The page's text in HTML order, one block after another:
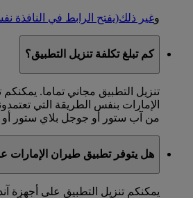
وغير ذلك(يفتح الرابط في النافذة
كم تبلغ تكلفة تنزيل التطبيق؟
تنزيل التطبيق مجاني تماما.
الإمارات بنفس الطريقة التي
من آب ستور أو جوجل بلاي ستور
هل يتوفر تطبيق طيران الإمارات
يمكنكم تنزيل التطبيق على أجهزة